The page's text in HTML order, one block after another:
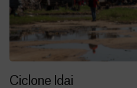
Ciclone Idai